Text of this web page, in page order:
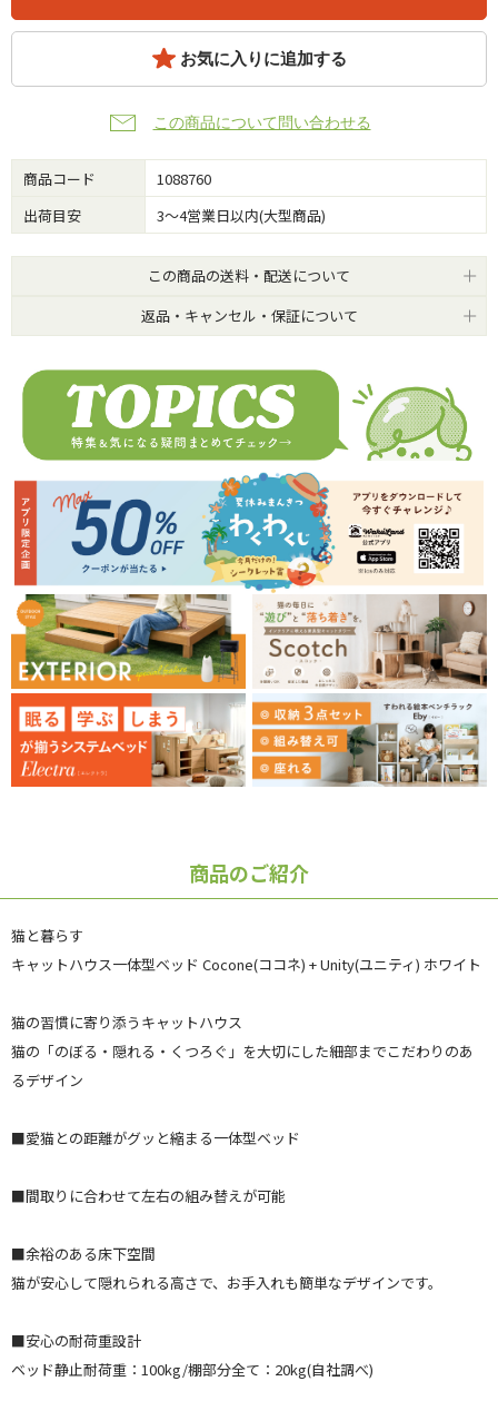
お気に入りに追加する
この商品について問い合わせる
商品コード
1088760
出荷目安
3～4営業日以内(大型商品)
この商品の送料・配送について
返品・キャンセル・保証について
商品のご紹介
猫と暮らす
キャットハウス一体型ベッド Cocone(ココネ) + Unity(ユニティ) ホワイト
猫の習慣に寄り添うキャットハウス
猫の「のぼる・隠れる・くつろぐ」を大切にした細部までこだわりのあ
るデザイン
■愛猫との距離がグッと縮まる一体型ベッド
■間取りに合わせて左右の組み替えが可能
■余裕のある床下空間
猫が安心して隠れられる高さで、お手入れも簡単なデザインです。
■安心の耐荷重設計
ベッド静止耐荷重：100kg/棚部分全て：20kg(自社調べ)